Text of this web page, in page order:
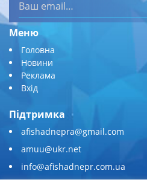
Меню
Головна
Новини
Реклама
Вхід
Підтримка
afishadnepra@gmail.com
amuu@ukr.net
info@afishadnepr.com.ua